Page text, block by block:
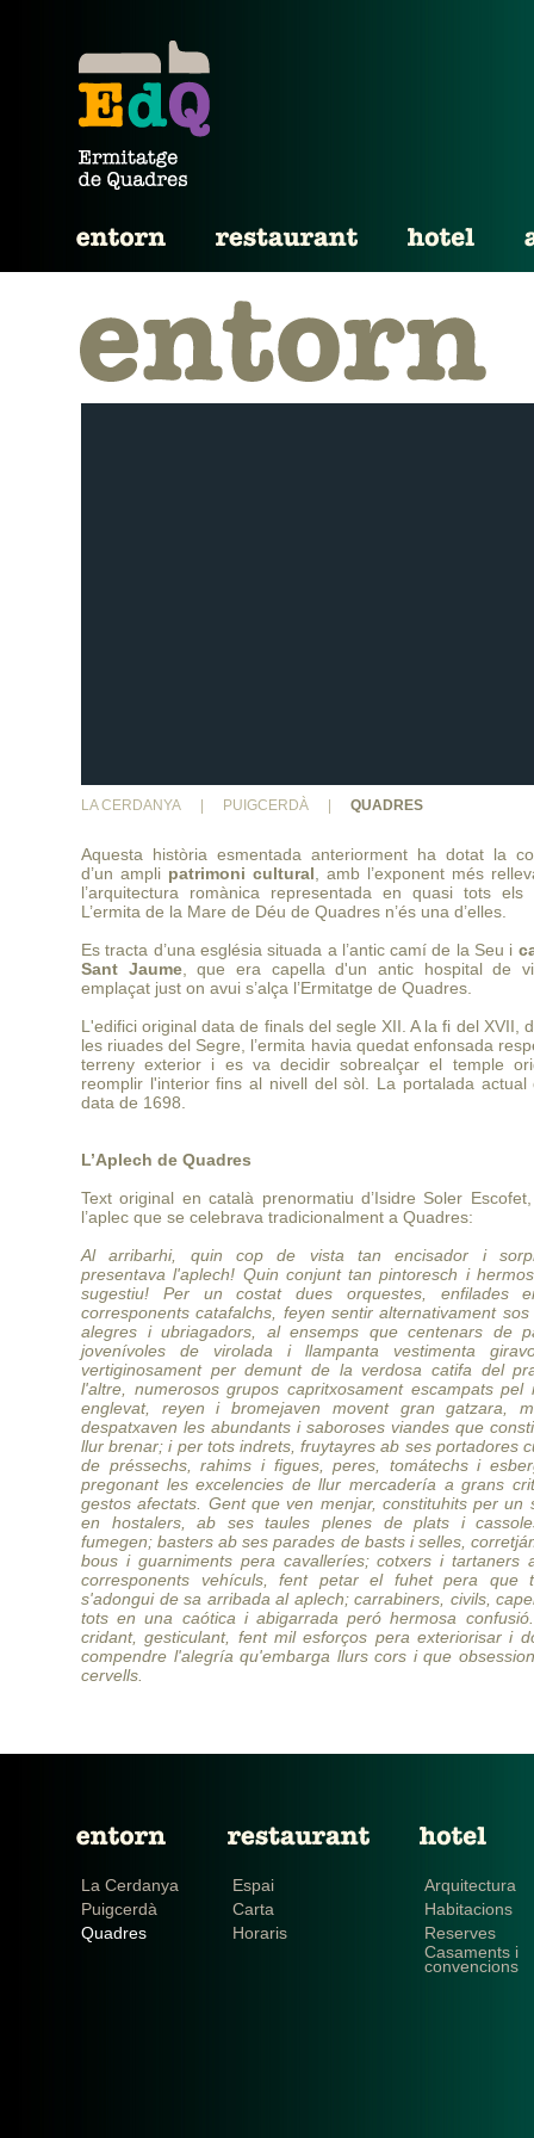
LA CERDANYA PUIGCERDÀ QUADRES
Aquesta història esmentada anteriorment ha dotat la
d’un ampli patrimoni cultural , amb l’exponent més
l’arquitectura romànica representada en quasi tots els
L’ermita de la Mare de Déu de Quadres n’és una d’elles.
Es tracta d’una església situada a l’antic camí de la Seu i
Sant Jaume, que era capella d'un antic hospital de
emplaçat just on avui s’alça l’Ermitatge de Quadres.
L'edifici original data de finals del segle XII. A la fi del XVII,
les riuades del Segre, l’ermita havia quedat enfonsada
terreny exterior i es va decidir sobrealçar el temple
reomplir l'interior fins al nivell del sòl. La portalada actual
data de 1698.
L’Aplech de Quadres
Text original en català prenormatiu d’Isidre Soler
l’aplec que se celebrava tradicionalment a Quadres:
Al arribarhi, quin cop de vista tan encisador i
presentava l'aplech! Quin conjunt tan pintoresch i
sugestiu! Per un costat dues orquestes, enfilades
corresponents catafalchs, feyen sentir alternativament sos
alegres i ubriagadors, al ensemps que centenars de
jovenívoles de virolada i llampanta vestimenta
vertiginosament per demunt de la verdosa catifa del
l'altre, numerosos grupos capritxosament escampats pel
englevat, reyen i bromejaven movent gran gatzara,
despatxaven les abundants i saboroses viandes que
llur brenar; i per tots indrets, fruytayres ab ses portadores
de préssechs, rahims i figues, peres, tomátechs i
pregonant les excelencies de llur mercadería a grans
gestos afectats. Gent que ven menjar, constituhits per un
en hostalers, ab ses taules plenes de plats i
fumegen; basters ab ses parades de basts i selles,
bous i guarniments pera cavalleríes; cotxers i tartaners
corresponents vehículs, fent petar el fuhet pera que
s'adongui de sa arribada al aplech; carrabiners, civils,
tots en una caótica i abigarrada peró hermosa
cridant, gesticulant, fent mil esforços pera exteriorisar i
compendre l'alegría qu'embarga llurs cors i que
cervells.
La Cerdanya
Puigcerdà
Quadres
Espai
Carta
Horaris
Arquitectura
Habitacions
Reserves
Casaments i
convencions